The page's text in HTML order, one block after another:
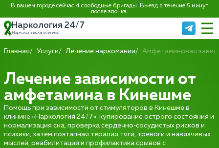
В вашем городе сейчас 4 свободные бригады. Выезд в течение 5 минут
после звонка:
Наркология 24/7
Наркологическая клиника
Главная Услуги Лечение наркомании Амфетаминовая
Лечение зависимости от
амфетамина в Кинешме
Помощь при зависимости от стимуляторов в Кинешме в
клинике «Наркология 24/7»: купирование острого состояния и
нормализация сна, проверка сердечно‑сосудистых рисков и
психики, затем поэтапная терапия тяги, тревоги и навязчивых
мыслей, реабилитация и профилактика срывов с